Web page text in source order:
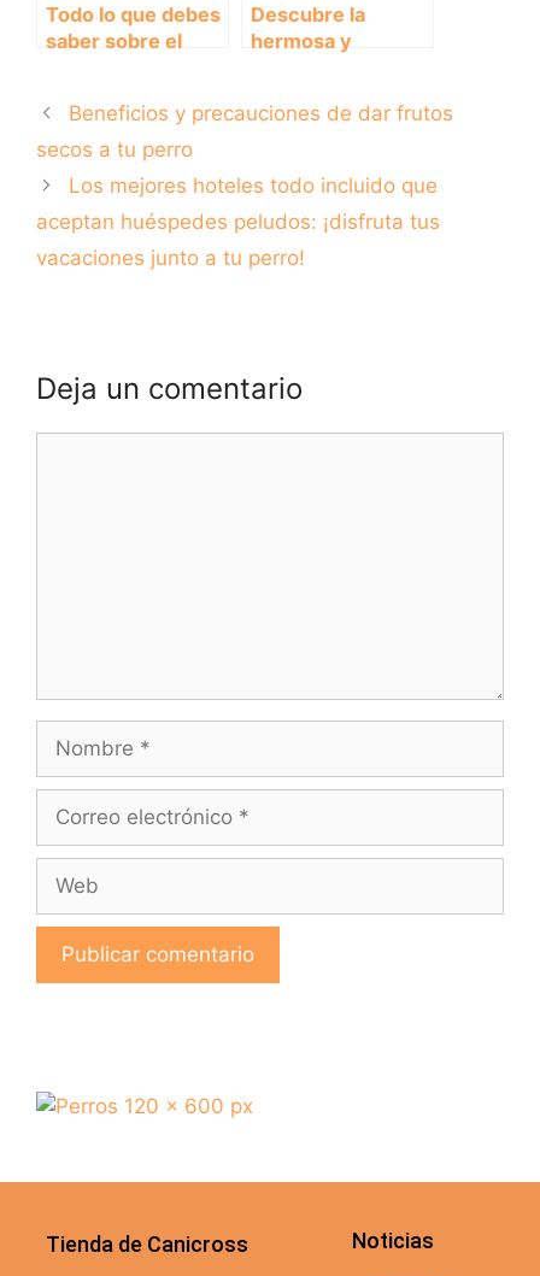
Todo lo que debes
saber sobre el
características y
cuidados
Descubre la
hermosa y
Mazarrón
Beneficios y precauciones de dar frutos
secos a tu perro
Los mejores hoteles todo incluido que
aceptan huéspedes peludos: ¡disfruta tus
vacaciones junto a tu perro!
Deja un comentario
Tienda de Canicross Noticias